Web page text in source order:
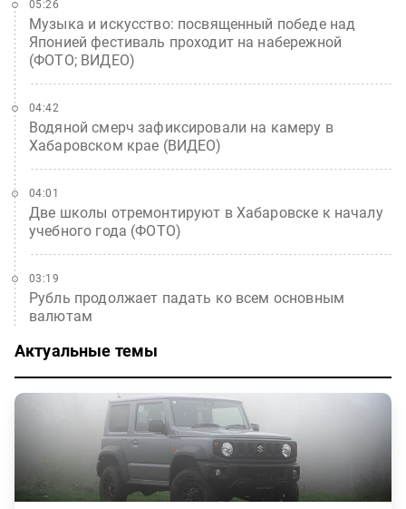
Музыка и искусство: посвященный победе над
Японией фестиваль проходит на набережной
(ФОТО; ВИДЕО)
05:26
Водяной смерч зафиксировали на камеру в
Хабаровском крае (ВИДЕО)
04:42
Две школы отремонтируют в Хабаровске к началу
учебного года (ФОТО)
04:01
Рубль продолжает падать ко всем основным
валютам
03:19
Актуальные темы